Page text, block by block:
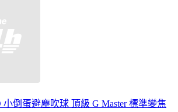
小倒蛋避塵吹球 頂級 G Master 標準變焦